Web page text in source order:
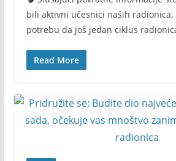
bili aktivni učesnici naših
potrebu da još jedan ciklus
Read More